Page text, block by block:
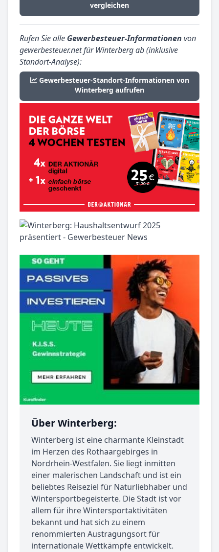
vergleichen
Rufen Sie alle Gewerbesteuer-Informationen von
gewerbesteuer.net für Winterberg ab (inklusive
Standort-Analyse):
Gewerbesteuer-Standort-Informationen von
Winterberg aufrufen
Über Winterberg:
Winterberg ist eine charmante Kleinstadt
im Herzen des Rothaargebirges in
Nordrhein-Westfalen. Sie liegt inmitten
einer malerischen Landschaft und ist ein
beliebtes Reiseziel für Naturliebhaber und
Wintersportbegeisterte. Die Stadt ist vor
allem für ihre Wintersportaktivitäten
bekannt und hat sich zu einem
renommierten Austragungsort für
internationale Wettkämpfe entwickelt.